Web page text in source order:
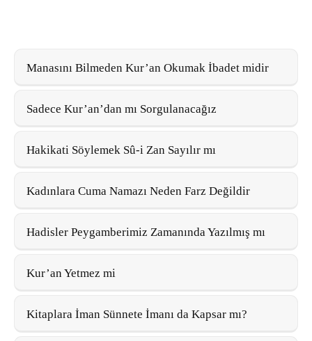
Manasını Bilmeden Kur’an Okumak İbadet midir
Sadece Kur’an’dan mı Sorgulanacağız
Hakikati Söylemek Sû-i Zan Sayılır mı
Kadınlara Cuma Namazı Neden Farz Değildir
Hadisler Peygamberimiz Zamanında Yazılmış mı
Kur’an Yetmez mi
Kitaplara İman Sünnete İmanı da Kapsar mı?